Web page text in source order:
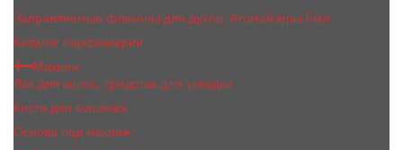
Заправляемые флаконы для духов, Атомайзеры 5мл
Каталог парфюмерии
Макияж
Лак для волос, средства для укладки
Кисти для макияжа
Основа под макияж